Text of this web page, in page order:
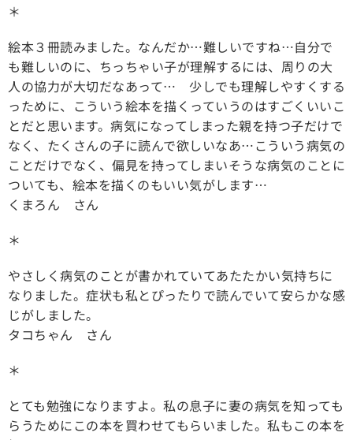
＊
絵本３冊読みました。なんだか…難しいですね…自分で
も難しいのに、ちっちゃい子が理解するには、周りの大
人の協力が大切だなあって… 少しでも理解しやすくする
っために、こういう絵本を描くっていうのはすごくいいこ
とだと思います。病気になってしまった親を持つ子だけで
なく、たくさんの子に読んで欲しいなあ…こういう病気の
ことだけでなく、偏見を持ってしまいそうな病気のことに
ついても、絵本を描くのもいい気がします…
くまろん さん
＊
やさしく病気のことが書かれていてあたたかい気持ちに
なりました。症状も私とぴったりで読んでいて安らかな感
じがしました。
タコちゃん さん
＊
とても勉強になりますよ。私の息子に妻の病気を知っても
らうためにこの本を買わせてもらいました。私もこの本を